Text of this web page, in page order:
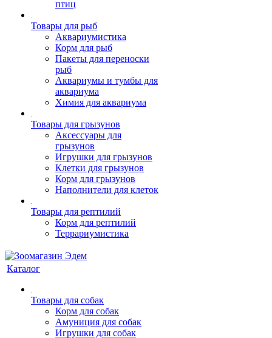
птиц
Товары для рыб
Аквариумистика
Корм для рыб
Пакеты для переноски
рыб
Аквариумы и тумбы для
аквариума
Химия для аквариума
Товары для грызунов
Аксессуары для
грызунов
Игрушки для грызунов
Клетки для грызунов
Корм для грызунов
Наполнители для клеток
Товары для рептилий
Корм для рептилий
Террариумистика
Каталог
Товары для собак
Корм для собак
Амуниция для собак
Игрушки для собак